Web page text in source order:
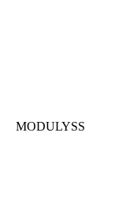
MODULYSS